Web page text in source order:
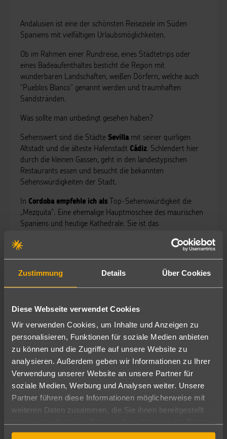
Zustimmung Details Über Cookies
Diese Webseite verwendet Cookies
Wir verwenden Cookies, um Inhalte und Anzeigen zu
personalisieren, Funktionen für soziale Medien anbieten
zu können und die Zugriffe auf unsere Website zu
analysieren. Außerdem geben wir Informationen zu Ihrer
Verwendung unserer Website an unsere Partner für
soziale Medien, Werbung und Analysen weiter. Unsere
Partner führen diese Informationen möglicherweise mit
weiteren Daten zusammen, die Sie ihnen bereitgestellt
gesammelt haben.
Andalusien ist eine der schönsten Reiseziele im Süden
Spaniens mit vielfältigen Urlaubsmöglichkeiten.
Ob im Rahmen einer Rundreise, eines Städtetrips oder
eines Badeaufenthaltes besticht die Region mit
wunderbaren Landschaften, weißen Dörfern, welche auch
"Pueblos Blanco" genannt werden und traumhaften
Sandstränden.
Was sollte man unbedingt gesehen haben?
Sehenswert sind die Städte Sevilla mit seiner quirligen
Altstadt und die älteste Hafenstadt Cádiz. Schlendert hier
durch die kleinen Gassen, geht in den landestypischen
Restaurants essen und besucht die bekannten
Sehenswürdigkeiten der Stadt.
In Cordoba empfehle ich alsTop-Sehenswürdigkeit die
„Mezquita“. Eine ehemalige Hauptmoschee des maurischen
Spaniens und heutige Kathedrale. Sie ist das
definitiv einen Besuch wert!
Badeaufenthalt inConilund lasst die gesammelten
der Region Revue passieren.
Wunderbare Hotels wie z.B. das „Hipotel Flamenco Conil
erwarten euch.
Auch Golfspieler kommen hier nicht zu kurz – „
Novo Sancti Petri“ ist das Golfer Eldorado. 18 – Loch
Golfplätze und Luxuriöse Hotels wie das „Iberostar Royal
Andalus“ sind hier zu empfehlen.
Habe ich euch neugierig gemacht?